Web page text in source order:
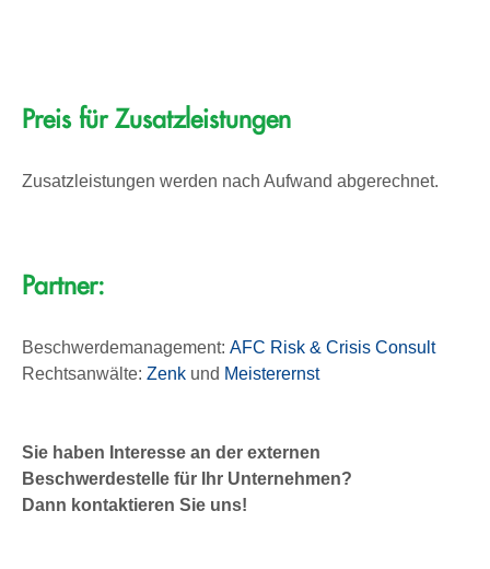
Preis für Zusatzleistungen
Zusatzleistungen werden nach Aufwand abgerech­net.
Partner:
Beschwerdemanagement: AFC Risk & Crisis Consult
Rechtsanwälte: Zenk und Meisterernst
Sie haben Interesse an der externen
Beschwerdestelle für Ihr Unternehmen?
Dann kontaktieren Sie uns!